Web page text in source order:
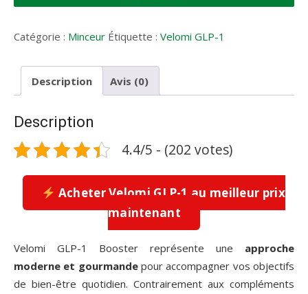
Catégorie : Minceur Étiquette : Velomi GLP-1
Description Avis (0)
Description
4.4/5 - (202 votes)
Acheter Velomi GLP-1 au meilleur prix
maintenant
Velomi GLP-1 Booster représente une approche
moderne et gourmandepour accompagner vos objectifs
de bien-être quotidien. Contrairement aux compléments